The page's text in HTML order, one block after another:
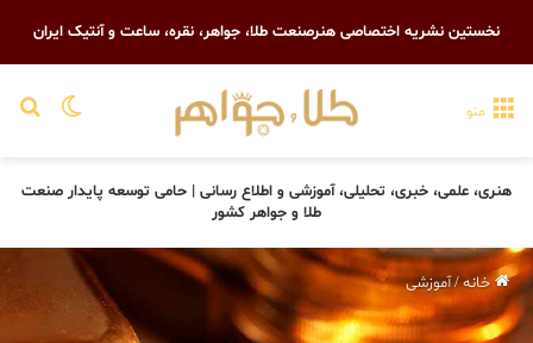
نخستین نشریه اختصاصی هنرصنعت طلا، جواهر، نقره، ساعت و آنتیک ایران
تغییر منو
هنری، علمی، خبری، تحلیلی، آموزشی و اطلاع رسانی | حامی توسعه پایدار صنعت
طلا و جواهر کشور
خانه/آموزشی